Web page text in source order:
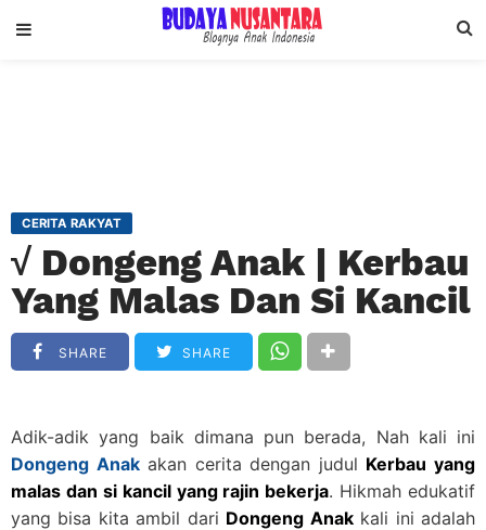
CERITA RAKYAT
√ Dongeng Anak | Kerbau
Yang Malas Dan Si Kancil
SHARE SHARE
Adik-adik yang baik dimana pun berada, Nah kali ini
Dongeng Anakakan cerita dengan judul Kerbau yang
malas dan si kancil yang rajin bekerja. Hikmah edukatif
yang bisa kita ambil dari Dongeng Anakkali ini adalah